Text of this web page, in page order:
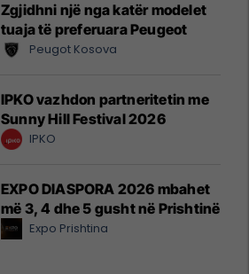
Zgjidhni një nga katër modelet
tuaja të preferuara Peugeot
Peugot Kosova
IPKO vazhdon partneritetin me
Sunny Hill Festival 2026
IPKO
EXPO DIASPORA 2026 mbahet
më 3, 4 dhe 5 gusht në Prishtinë
Expo Prishtina